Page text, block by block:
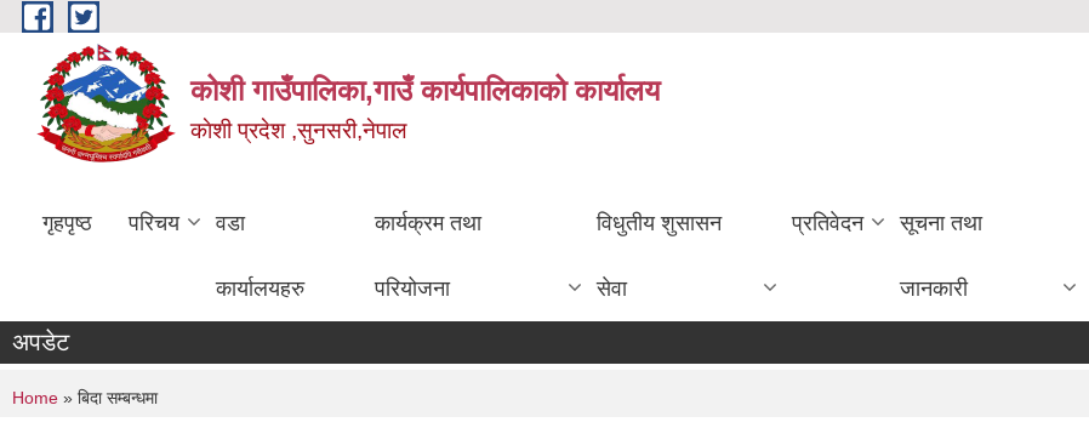
Skip to main content
कोशी गाउँपालिका,गाउँ कार्यपालिकाको कार्यालय
काेशी प्रदेश ,सुनसरी,नेपाल
गृहपृष्ठ परिचय वडा
कार्यालयहरु
कार्यक्रम तथा
परियोजना
विधुतीय शुसासन
सेवा
प्रतिवेदन सूचना तथा
जानकारी
अपडेट
You are here
Home » बिदा सम्बन्धमा